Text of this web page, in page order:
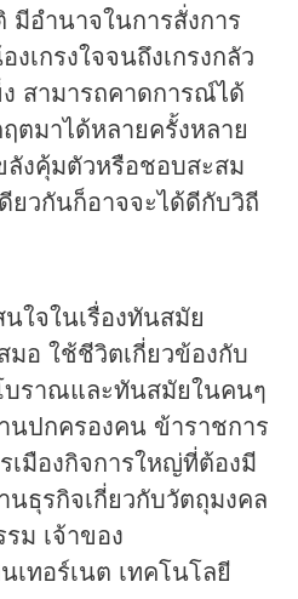
มีอำนาจในการสั่งการ
เกรงใจจนถึงเกรงกลัว
สามารถคาดการณ์ได้
ตมาได้หลายครั้งหลาย
งคุ้มตัวหรือชอบสะสม
วกันก็อาจจะได้ดีกับวิถี
ใจในเรื่องทันสมัย
มอ ใช้ชีวิตเกี่ยวข้องกับ
บราณและทันสมัยในคนๆ
นปกครองคน ข้าราชการ
เมืองกิจการใหญ่ที่ต้องมี
ธุรกิจเกี่ยวกับวัตถุมงคล
ม เจ้าของ
เทอร์เนต เทคโนโลยี